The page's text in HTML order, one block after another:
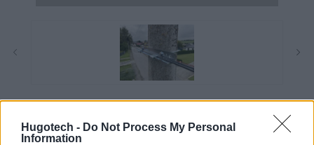
Hugotech - Do Not Process My Personal
Information
Konzola určená na uchytenie samonosného kábla a tlakových reproduktorov. Sada
Zobraziť celý popis